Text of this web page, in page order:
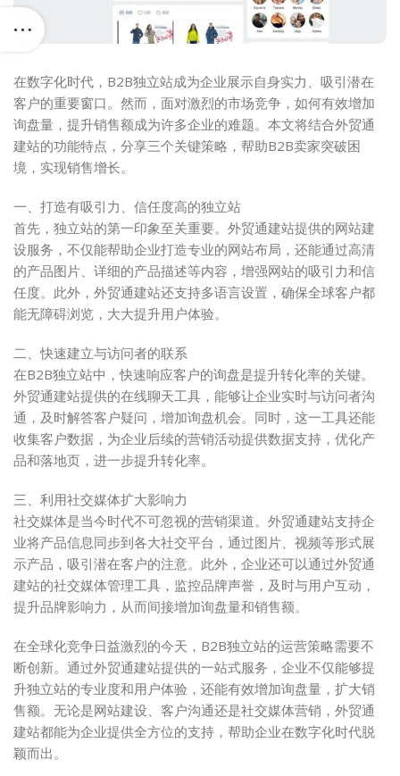
在数字化时代，B2B独立站成为企业展示自身实力、吸引潜在
客户的重要窗口。然而，面对激烈的市场竞争，如何有效增加
询盘量，提升销售额成为许多企业的难题。本文将结合外贸通
建站的功能特点，分享三个关键策略，帮助B2B卖家突破困
境，实现销售增长。
一、打造有吸引力、信任度高的独立站
首先，独立站的第一印象至关重要。外贸通建站提供的网站建
设服务，不仅能帮助企业打造专业的网站布局，还能通过高清
的产品图片、详细的产品描述等内容，增强网站的吸引力和信
任度。此外，外贸通建站还支持多语言设置，确保全球客户都
能无障碍浏览，大大提升用户体验。
二、快速建立与访问者的联系
在B2B独立站中，快速响应客户的询盘是提升转化率的关键。
外贸通建站提供的在线聊天工具，能够让企业实时与访问者沟
通，及时解答客户疑问，增加询盘机会。同时，这一工具还能
收集客户数据，为企业后续的营销活动提供数据支持，优化产
品和落地页，进一步提升转化率。
三、利用社交媒体扩大影响力
社交媒体是当今时代不可忽视的营销渠道。外贸通建站支持企
业将产品信息同步到各大社交平台，通过图片、视频等形式展
示产品，吸引潜在客户的注意。此外，企业还可以通过外贸通
建站的社交媒体管理工具，监控品牌声誉，及时与用户互动，
提升品牌影响力，从而间接增加询盘量和销售额。
在全球化竞争日益激烈的今天，B2B独立站的运营策略需要不
断创新。通过外贸通建站提供的一站式服务，企业不仅能够提
升独立站的专业度和用户体验，还能有效增加询盘量，扩大销
售额。无论是网站建设、客户沟通还是社交媒体营销，外贸通
建站都能为企业提供全方位的支持，帮助企业在数字化时代脱
颖而出。